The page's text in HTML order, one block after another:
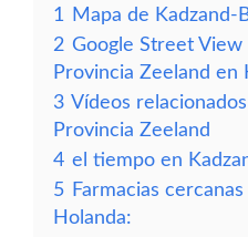
1
Mapa de Kadzand-
2 Google Street View
Provincia Zeeland en
3 Vídeos
Provincia Zeeland
4 el tiempo en
5 Farmacias
Holanda: